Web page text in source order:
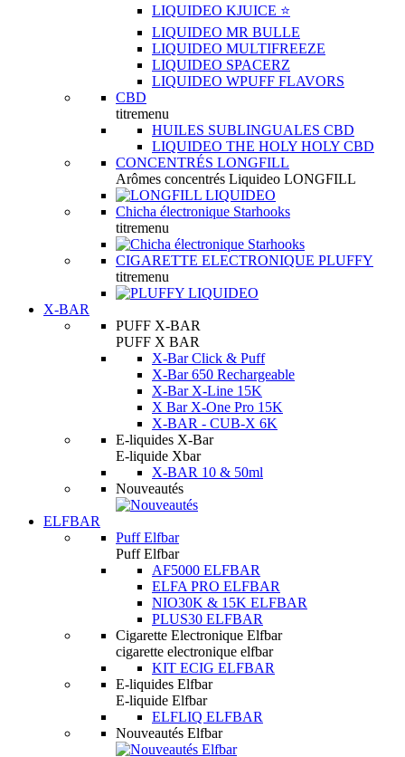
LIQUIDEO KJUICE ⭐️
LIQUIDEO MR BULLE
LIQUIDEO MULTIFREEZE
LIQUIDEO SPACERZ
LIQUIDEO WPUFF FLAVORS
CBD
titremenu
HUILES SUBLINGUALES CBD
LIQUIDEO THE HOLY HOLY CBD
CONCENTRÉS LONGFILL
Arômes concentrés Liquideo LONGFILL
Chicha électronique Starhooks
titremenu
CIGARETTE ELECTRONIQUE PLUFFY
titremenu
X-BAR
PUFF X-BAR
PUFF X BAR
X-Bar Click & Puff
X-Bar 650 Rechargeable
X-Bar X-Line 15K
X Bar X-One Pro 15K
X-BAR - CUB-X 6K
E-liquides X-Bar
E-liquide Xbar
X-BAR 10 & 50ml
Nouveautés
ELFBAR
Puff Elfbar
Puff Elfbar
AF5000 ELFBAR
ELFA PRO ELFBAR
NIO30K & 15K ELFBAR
PLUS30 ELFBAR
Cigarette Electronique Elfbar
cigarette electronique elfbar
KIT ECIG ELFBAR
E-liquides Elfbar
E-liquide Elfbar
ELFLIQ ELFBAR
Nouveautés Elfbar